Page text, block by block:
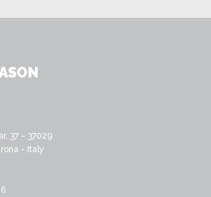
37 – 37029
- Italy